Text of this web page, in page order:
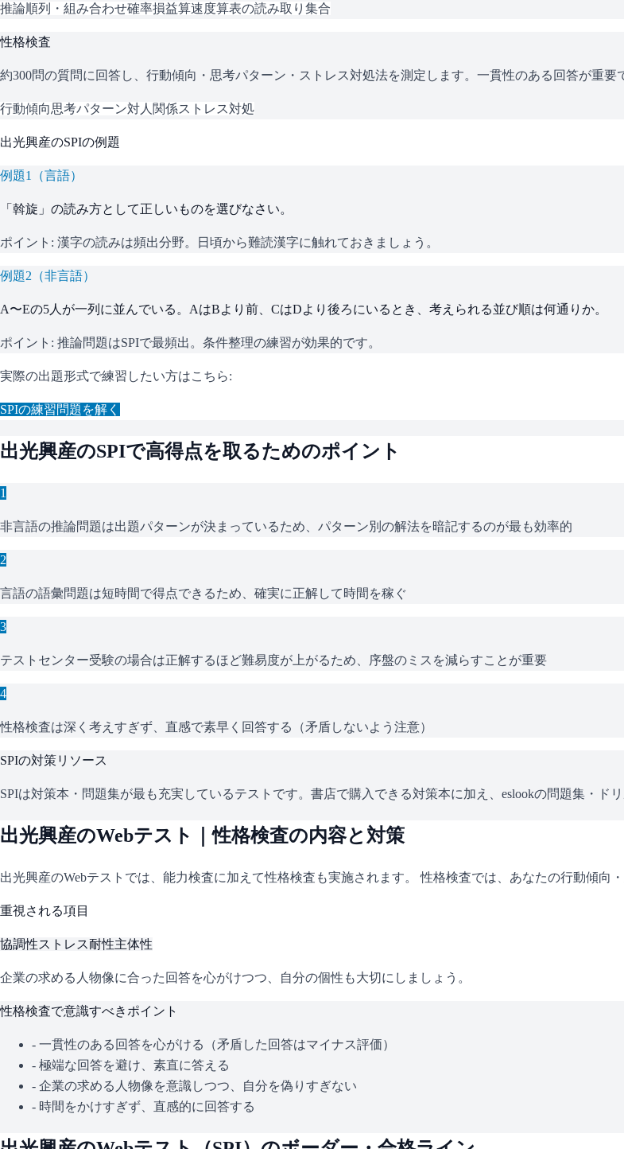
推論順列・組み合わせ確率損益算速度算表の読み取り 集合
性格検査
約300問の質問に回答し、行動傾向・思考パターン・ストレス対処法を測定します。一貫性のある回答が重要
行動傾向思考パターン対人関係ストレス対処
出光興産のSPIの例題
例題1 （言語）
「斡旋」の読み方として正しいものを選びなさい。
ポイント: 漢字の読みは頻出分野。日頃から難読漢字に触れておきましょう。
例題2 （非言語）
A〜Eの5人が一列に並んでいる。AはBより前、CはDより後ろにいるとき、考えられる並び順は何通りか。
ポイント: 推論問題はSPIで最頻出。条件整理の練習が効果的です。
実際の出題形式で練習したい方はこちら:
SPIの練習問題を解く
出光興産のSPIで高得点を取るためのポイント
1
非言語の推論問題は出題パターンが決まっているため、パターン別の解法を暗記するのが最も効率的
2
言語の語彙問題は短時間で得点できるため、確実に正解して時間を稼ぐ
3
テストセンター受験の場合は正解するほど難易度が上がるため、序盤のミスを減らすことが重要
4
性格検査は深く考えすぎず、直感で素早く回答する（矛盾しないよう注意）
SPIの対策リソース
SPIは対策本・問題集が最も充実しているテストです。書店で購入できる対策本に加え、eslookの問題集・ド
出光興産のWebテスト｜性格検査の内容と対策
出光興産のWebテストでは、能力検査に加えて性格検査も実施されます。 性格検査では、あなたの行動傾向
重視される項目
協調性ストレス耐性主体性
企業の求める人物像に合った回答を心がけつつ、自分の個性も大切にしましょう。
性格検査で意識すべきポイント
- 一貫性のある回答を心がける（矛盾した回答はマイナス評価）
- 極端な回答を避け、素直に答える
- 企業の求める人物像を意識しつつ、自分を偽りすぎない
- 時間をかけすぎず、直感的に回答する